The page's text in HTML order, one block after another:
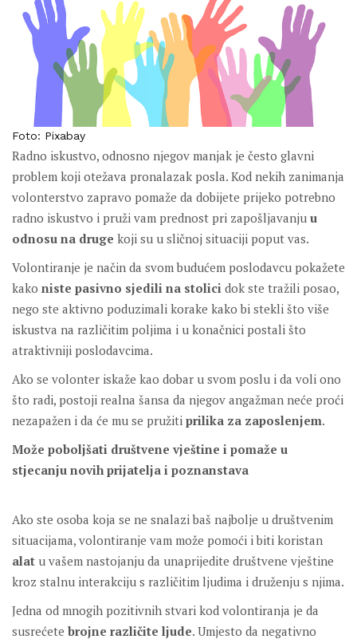
Foto: Pixabay
Radno iskustvo, odnosno njegov manjak je često glavni
problem koji otežava pronalazak posla. Kod nekih zanimanja
volonterstvo zapravo pomaže da dobijete prijeko potrebno
radno iskustvo i pruži vam prednost pri zapošljavanju u
odnosu na druge koji su u sličnoj situaciji poput vas.
Volontiranje je način da svom budućem poslodavcu pokažete
kako niste pasivno sjedili na stolici dok ste tražili posao,
nego ste aktivno poduzimali korake kako bi stekli što više
iskustva na različitim poljima i u konačnici postali što
atraktivniji poslodavcima.
Ako se volonter iskaže kao dobar u svom poslu i da voli ono
što radi, postoji realna šansa da njegov angažman neće proći
nezapažen i da će mu se pružiti prilika za zaposlenjem.
Može poboljšati društvene vještine i pomaže u
stjecanju novih prijatelja i poznanstava
Ako ste osoba koja se ne snalazi baš najbolje u društvenim
situacijama, volontiranje vam može pomoći i biti koristan
alat u vašem nastojanju da unaprijedite društvene vještine
kroz stalnu interakciju s različitim ljudima i druženju s njima.
Jedna od mnogih pozitivnih stvari kod volontiranja je da
susrećete brojne različite ljude. Umjesto da negativno